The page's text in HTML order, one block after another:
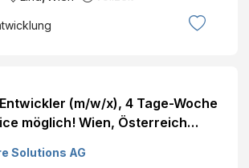
Entwickler (m/w/x), 4 Tage-Woche
möglich! Wien, Österreich
Solutions AG